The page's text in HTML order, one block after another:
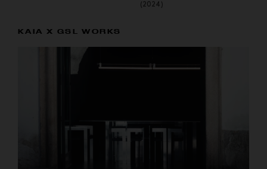
(2024)
KAIA X GSL WORKS